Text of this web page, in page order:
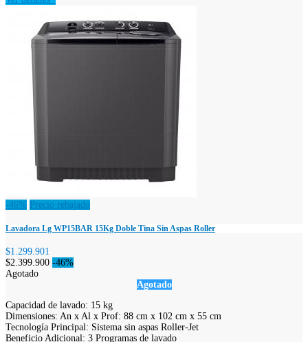
-46% Precio rebajado
Lavadora Lg WP15BAR 15Kg Doble Tina Sin Aspas Roller
$1.299.901
$2.399.900 -46%
Agotado
Agotado
Capacidad de lavado: 15 kg
Dimensiones: An x Al x Prof: 88 cm x 102 cm x 55 cm
Tecnología Principal: Sistema sin aspas Roller-Jet
Beneficio Adicional: 3 Programas de lavado